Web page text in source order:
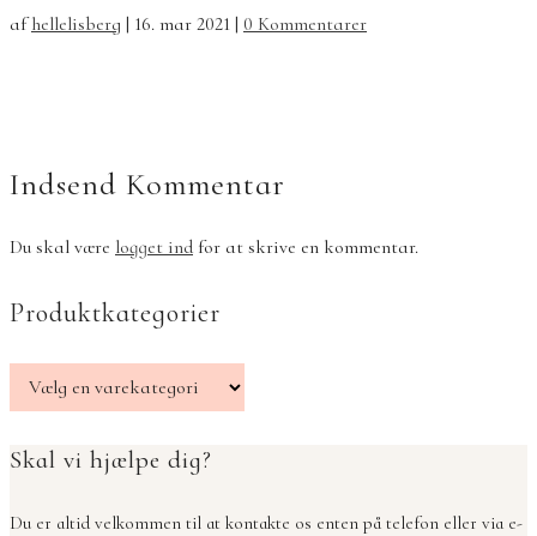
afhellelisberg | 16. mar 2021 | 0 Kommentarer
Indsend Kommentar
Du skal være logget ind for at skrive en kommentar.
Produktkategorier
Skal vi hjælpe dig?
Du er altid velkommen til at kontakte os enten på telefon eller via e-